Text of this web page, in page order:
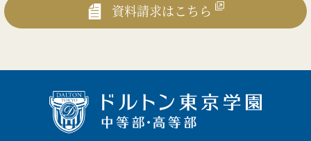
資料請求はこちら